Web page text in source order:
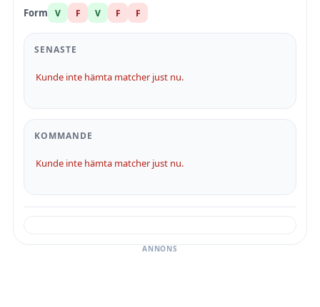
Form V F V F F
SENASTE
Kunde inte hämta matcher just nu.
KOMMANDE
Kunde inte hämta matcher just nu.
ANNONS